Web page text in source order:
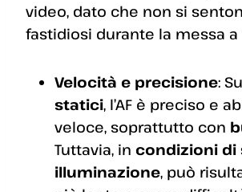
video, dato che non si
fastidiosi durante la messa a
Velocità e precisione: Su
statici, l’AF è preciso e
veloce, soprattutto con
Tuttavia, in condizioni di
illuminazione, può